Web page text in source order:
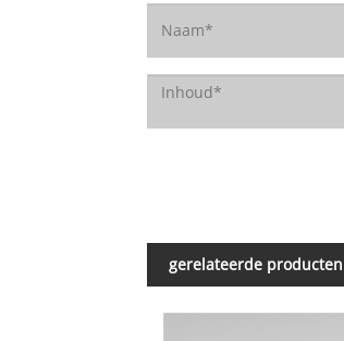
gerelateerde producten